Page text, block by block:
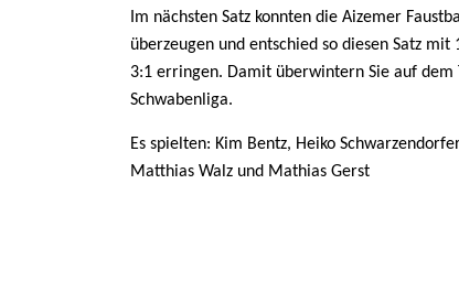
Im nächsten Satz konnten die Aizemer
überzeugen und entschied so diesen Satz
3:1 erringen. Damit überwintern Sie auf
Schwabenliga.
Es spielten: Kim Bentz, Heiko
Matthias Walz und Mathias Gerst